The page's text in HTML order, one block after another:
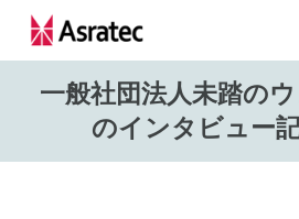
一般社団法人未踏の
のインタビュー